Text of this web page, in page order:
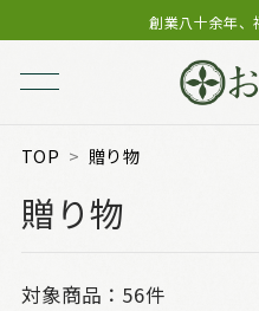
創業八十余年、
TOP 贈り物
贈り物
対象商品： 56件